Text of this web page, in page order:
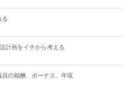
る
計画をイチから考える
の報酬、ボーナス、年収